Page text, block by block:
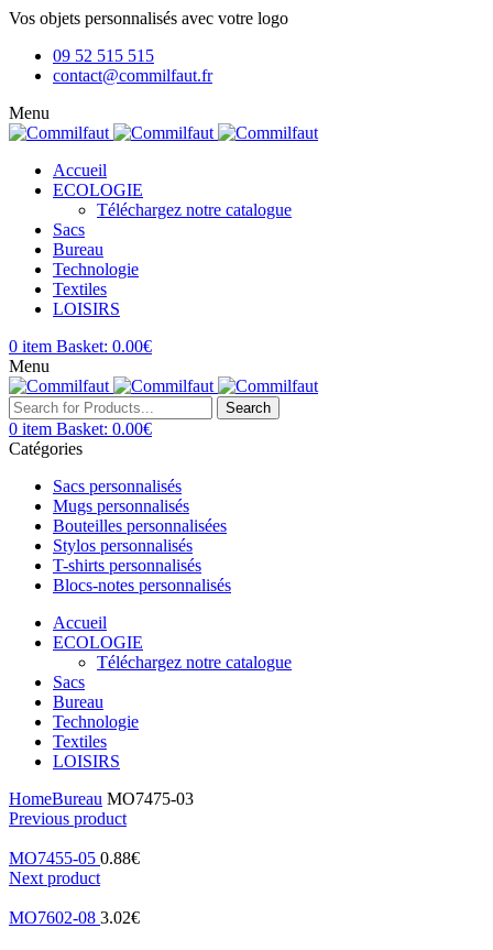
Vos objets personnalisés avec votre logo
09 52 515 515
contact@commilfaut.fr
Menu
Accueil
ECOLOGIE
Téléchargez notre catalogue
Sacs
Bureau
Technologie
Textiles
LOISIRS
0 item Basket: 0.00€
Menu
Search
0 item Basket: 0.00€
Catégories
Sacs personnalisés
Mugs personnalisés
Bouteilles personnalisées
Stylos personnalisés
T-shirts personnalisés
Blocs-notes personnalisés
Accueil
ECOLOGIE
Téléchargez notre catalogue
Sacs
Bureau
Technologie
Textiles
LOISIRS
HomeBureau MO7475-03
Previous product
MO7455-05 0.88€
Next product
MO7602-08 3.02€